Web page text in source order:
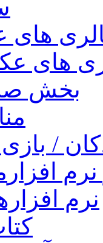
های
بخش
/
افزار
نرم